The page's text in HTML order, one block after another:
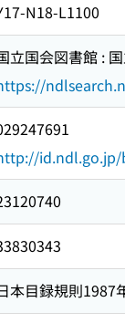
N18-L1100
立国会図書館 :
id.ndl.go.jp/
本目録規則1987